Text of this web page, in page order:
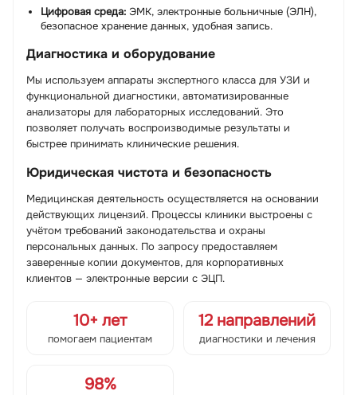
Цифровая среда: ЭМК, электронные больничные (ЭЛН),
безопасное хранение данных, удобная запись.
Диагностика и оборудование
Мы используем аппараты экспертного класса для УЗИ и
функциональной диагностики, автоматизированные
анализаторы для лабораторных исследований. Это
позволяет получать воспроизводимые результаты и
быстрее принимать клинические решения.
Юридическая чистота и безопасность
Медицинская деятельность осуществляется на основании
действующих лицензий. Процессы клиники выстроены с
учётом требований законодательства и охраны
персональных данных. По запросу предоставляем
заверенные копии документов, для корпоративных
клиентов — электронные версии с ЭЦП.
10+ лет
помогаем пациентам
12 направлений
диагностики и лечения
98%